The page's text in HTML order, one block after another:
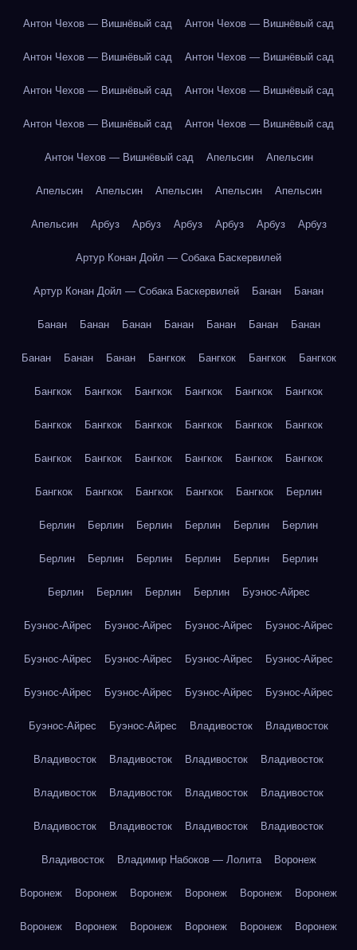
Антон Чехов — Вишнёвый сад Антон Чехов — Вишнёвый сад
Антон Чехов — Вишнёвый сад Антон Чехов — Вишнёвый сад
Антон Чехов — Вишнёвый сад Антон Чехов — Вишнёвый сад
Антон Чехов — Вишнёвый сад Антон Чехов — Вишнёвый сад
Антон Чехов — Вишнёвый сад Апельсин Апельсин
Апельсин Апельсин Апельсин Апельсин Апельсин
Апельсин Арбуз Арбуз Арбуз Арбуз Арбуз Арбуз
Артур Конан Дойл — Собака Баскервилей
Артур Конан Дойл — Собака Баскервилей Банан Банан
Банан Банан Банан Банан Банан Банан Банан
Банан Банан Банан Бангкок Бангкок Бангкок Бангкок
Бангкок Бангкок Бангкок Бангкок Бангкок Бангкок
Бангкок Бангкок Бангкок Бангкок Бангкок Бангкок
Бангкок Бангкок Бангкок Бангкок Бангкок Бангкок
Бангкок Бангкок Бангкок Бангкок Бангкок Берлин
Берлин Берлин Берлин Берлин Берлин Берлин
Берлин Берлин Берлин Берлин Берлин Берлин
Берлин Берлин Берлин Берлин Буэнос-Айрес
Буэнос-Айрес Буэнос-Айрес Буэнос-Айрес Буэнос-Айрес
Буэнос-Айрес Буэнос-Айрес Буэнос-Айрес Буэнос-Айрес
Буэнос-Айрес Буэнос-Айрес Буэнос-Айрес Буэнос-Айрес
Буэнос-Айрес Буэнос-Айрес Владивосток Владивосток
Владивосток Владивосток Владивосток Владивосток
Владивосток Владивосток Владивосток Владивосток
Владивосток Владивосток Владивосток Владивосток
Владивосток Владимир Набоков — Лолита Воронеж
Воронеж Воронеж Воронеж Воронеж Воронеж Воронеж
Воронеж Воронеж Воронеж Воронеж Воронеж Воронеж